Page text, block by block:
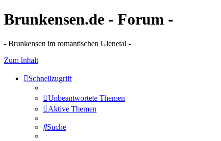
Brunkensen.de - Forum -
- Brunkensen im romantischen Glenetal -
Zum Inhalt
Schnellzugriff
Unbeantwortete Themen
Aktive Themen
Suche